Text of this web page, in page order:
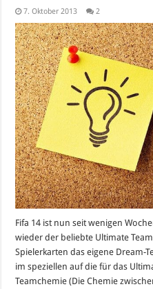
7. Oktober 2013 2
Fifa 14 ist nun seit wenigen
wieder der beliebte Ultimate
Spielerkarten das eigene Dream-
im speziellen auf die für das
Teamchemie (Die Chemie